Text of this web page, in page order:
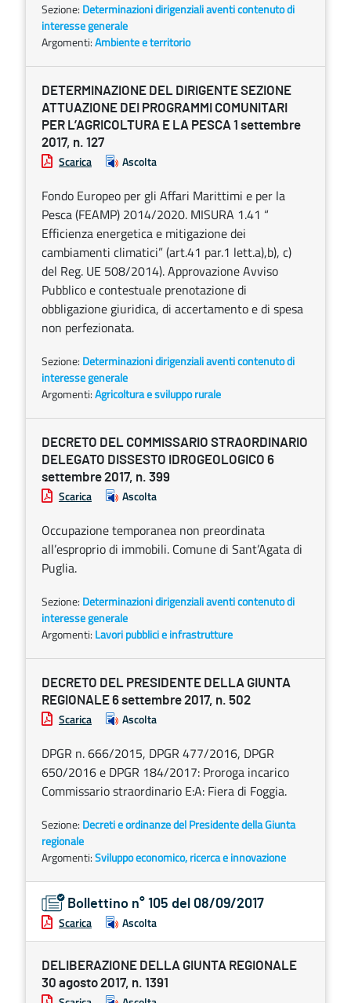
Sezione: Determinazioni dirigenziali aventi contenuto di
interesse generale
Argomenti:Ambiente e territorio
DETERMINAZIONE DEL DIRIGENTE SEZIONE
ATTUAZIONE DEI PROGRAMMI COMUNITARI
PER L’AGRICOLTURA E LA PESCA 1 settembre
2017, n. 127
Scarica Ascolta
Fondo Europeo per gli Affari Marittimi e per la
Pesca (FEAMP) 2014/2020. MISURA 1.41 “
Efficienza energetica e mitigazione dei
cambiamenti climatici” (art.41 par.1 lett.a),b), c)
del Reg. UE 508/2014). Approvazione Avviso
Pubblico e contestuale prenotazione di
obbligazione giuridica, di accertamento e di spesa
non perfezionata.
Sezione: Determinazioni dirigenziali aventi contenuto di
interesse generale
Argomenti:Agricoltura e sviluppo rurale
DECRETO DEL COMMISSARIO STRAORDINARIO
DELEGATO DISSESTO IDROGEOLOGICO 6
settembre 2017, n. 399
Scarica Ascolta
Occupazione temporanea non preordinata
all’esproprio di immobili. Comune di Sant’Agata di
Puglia.
Sezione: Determinazioni dirigenziali aventi contenuto di
interesse generale
Argomenti: Lavori pubblici e infrastrutture
DECRETO DEL PRESIDENTE DELLA GIUNTA
REGIONALE 6 settembre 2017, n. 502
Scarica Ascolta
DPGR n. 666/2015, DPGR 477/2016, DPGR
650/2016 e DPGR 184/2017: Proroga incarico
Commissario straordinario E:A: Fiera di Foggia.
Sezione: Decreti e ordinanze del Presidente della Giunta
regionale
Argomenti:Sviluppo economico, ricerca e innovazione
Bollettino n° 105 del 08/09/2017
Scarica Ascolta
DELIBERAZIONE DELLA GIUNTA REGIONALE
30 agosto 2017, n. 1391